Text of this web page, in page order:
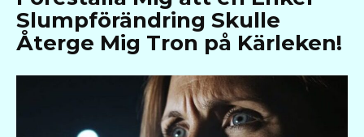
Slumpförändring Skulle
Återge Mig Tron på Kärleken!